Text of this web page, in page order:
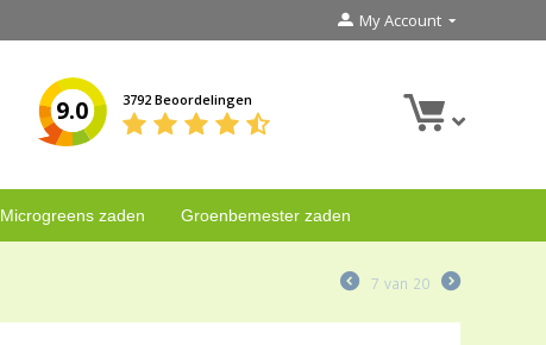
My Account
9.0 3792 Beoordelingen
Microgreens zaden Groenbemester zaden
7 van 20